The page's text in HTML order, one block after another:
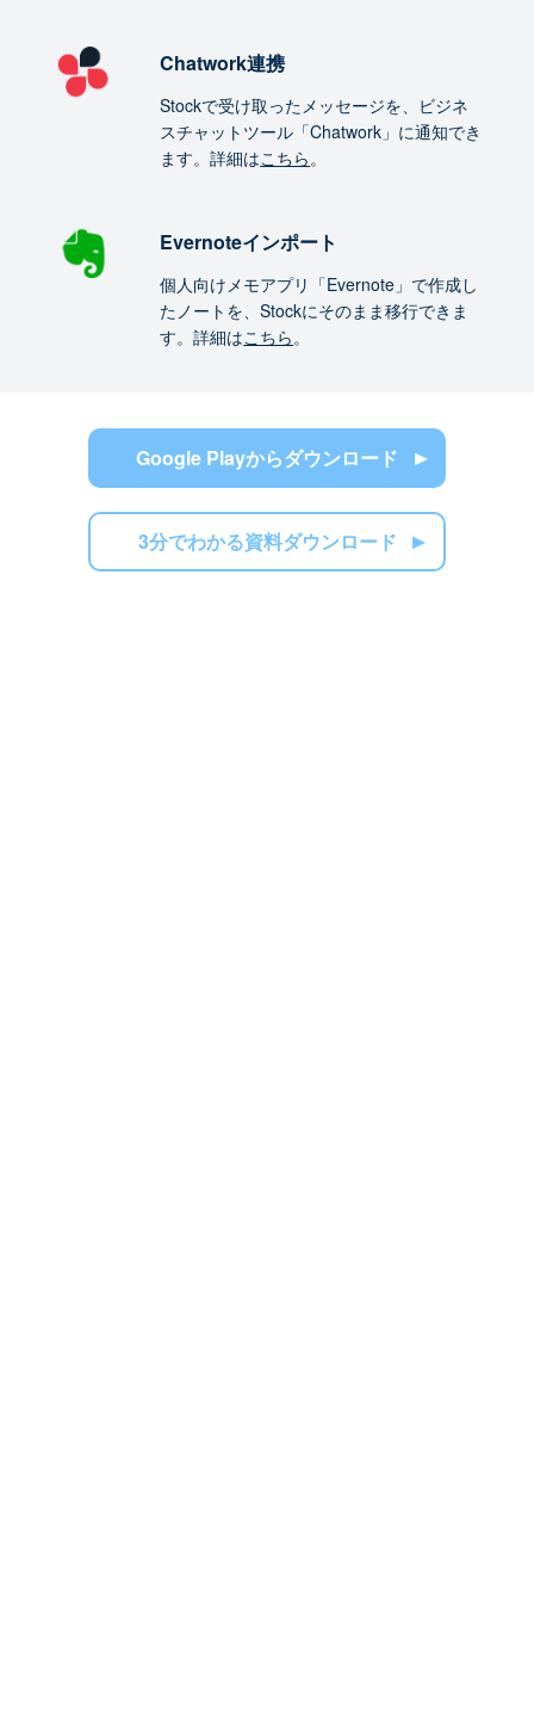
Chatwork連携
Stockで受け取ったメッセージを、ビジネ
スチャットツール「Chatwork」に通知でき
ます。詳細はこちら。
Evernoteインポート
個人向けメモアプリ「Evernote」で作成し
たノートを、Stockにそのまま移行できま
す。詳細はこちら。
Google Playからダウンロード
3分でわかる資料ダウンロード